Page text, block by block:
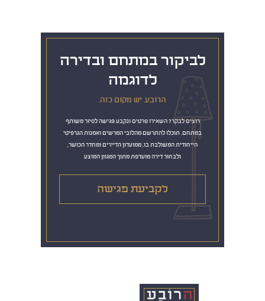
לביקור במתחם ובדירה
לדוגמה
הרובע. יש מקום כזה.
רוצים לבקר? השאירו פרטים ונקבע פגישה לסיור משותף
במתחם. תוכלו להתרשם מהלובי המרשים ואמנות הגרפיטי
הייחודית המשולבת בו, ממועדון הדיירים ומחדר הכושר,
ולבחור דירה מועדפת מתוך המגוון המוצע
לקביעת פגישה